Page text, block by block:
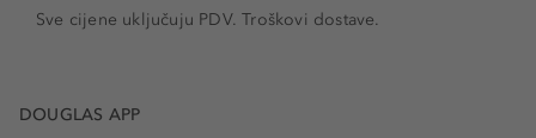
Sve cijene uključuju PDV.Troškovi dostave.
DOUGLAS APP